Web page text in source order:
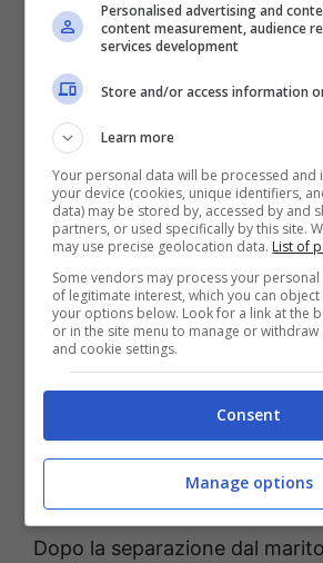
La nuova casa
Romina Power
Dopo la separazione dal
Personalised advertising and
content measurement, audience
services development
Store and/or access information
Learn more
Your personal data will be processed
your device (cookies, unique identifiers,
data) may be stored by, accessed by and
partners, or used specifically by this site.
may use precise geolocation data. List of
Some vendors may process your
of legitimate interest, which you can
your options below. Look for a link at the
or in the site menu to manage or
and cookie settings.
Consent
Manage options